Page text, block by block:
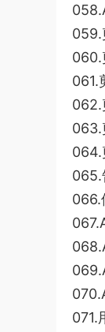
059.
060.
061.
062.
063.
064.
065.
066.
071.